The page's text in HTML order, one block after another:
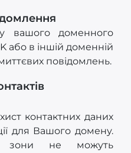
вашого доменного
або в іншій доменній
повідомлень.
контактних даних
для Вашого домену.
зони не можуть